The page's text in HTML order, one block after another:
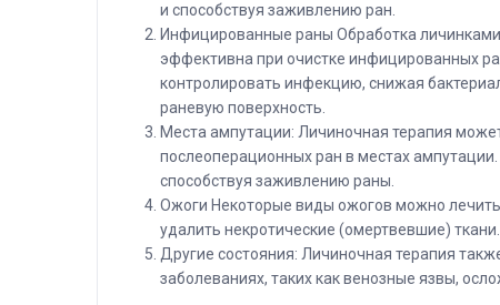
и способствуя заживлению ран.
Инфицированные раны Обработка
эффективна при очистке инфицированных
контролировать инфекцию, снижая
раневую поверхность.
Места ампутации: Личиночная терапия
послеоперационных ран в местах
способствуя заживлению раны.
Ожоги Некоторые виды ожогов можно
удалить некротические (омертвевшие) ткани.
Другие состояния: Личиночная терапия
заболеваниях, таких как венозные язвы,